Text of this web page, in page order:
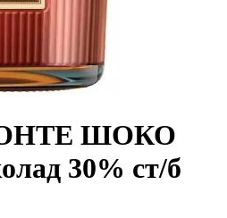
ШОКО
30% ст/б